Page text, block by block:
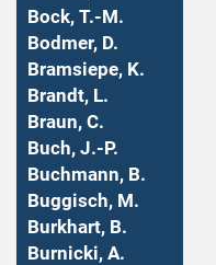
Bock, T.-M.
Bodmer, D.
Bramsiepe, K.
Brandt, L.
Braun, C.
Buch, J.-P.
Buchmann, B.
Buggisch, M.
Burkhart, B.
Burnicki, A.